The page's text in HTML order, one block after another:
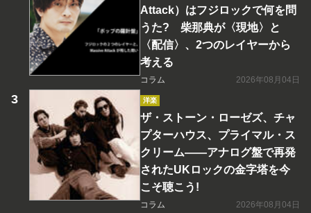
Attack）はフジロックで何を問
うた? 柴那典が〈現地〉と
〈配信〉、2つのレイヤーから
考える
コラム 2026年08月04日
洋楽
ザ・ストーン・ローゼズ、チャ
プターハウス、プライマル・ス
クリーム――アナログ盤で再発
されたUKロックの金字塔を今
こそ聴こう!
コラム 2026年08月04日